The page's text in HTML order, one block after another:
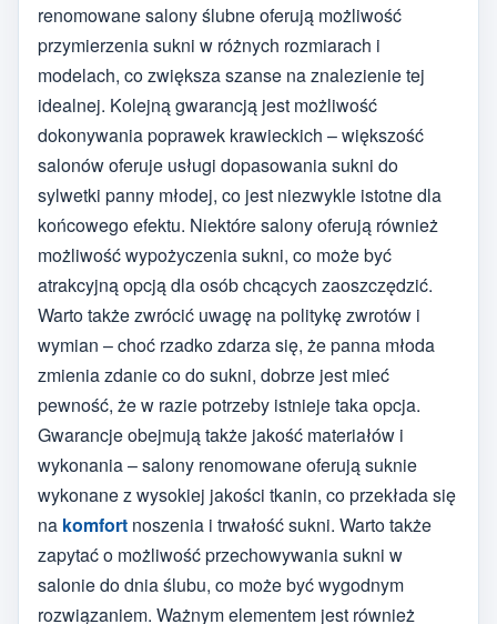
renomowane salony ślubne oferują możliwość
przymierzenia sukni w różnych rozmiarach i
modelach, co zwiększa szanse na znalezienie tej
idealnej. Kolejną gwarancją jest możliwość
dokonywania poprawek krawieckich – większość
salonów oferuje usługi dopasowania sukni do
sylwetki panny młodej, co jest niezwykle istotne dla
końcowego efektu. Niektóre salony oferują również
możliwość wypożyczenia sukni, co może być
atrakcyjną opcją dla osób chcących zaoszczędzić.
Warto także zwrócić uwagę na politykę zwrotów i
wymian – choć rzadko zdarza się, że panna młoda
zmienia zdanie co do sukni, dobrze jest mieć
pewność, że w razie potrzeby istnieje taka opcja.
Gwarancje obejmują także jakość materiałów i
wykonania – salony renomowane oferują suknie
wykonane z wysokiej jakości tkanin, co przekłada się
na komfort noszenia i trwałość sukni. Warto także
zapytać o możliwość przechowywania sukni w
salonie do dnia ślubu, co może być wygodnym
rozwiązaniem. Ważnym elementem jest również